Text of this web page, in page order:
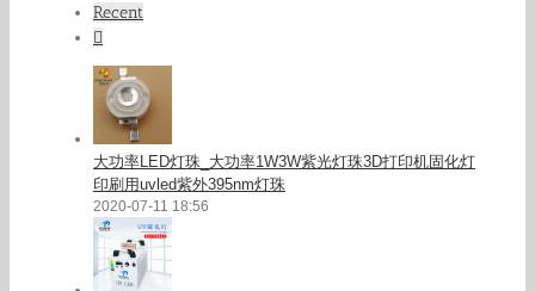
Recent
大功率LED灯珠_大功率1W3W紫光灯珠3D打印机固化灯
印刷用uvled紫外395nm灯珠
2020-07-11 18:56